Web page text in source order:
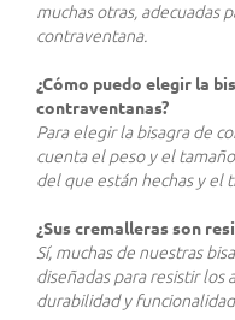
muchas otras, adecuadas
contraventana.
¿Cómo puedo elegir la
contraventanas?
Para elegir la bisagra de
cuenta el peso y el
del que están hechas y el
¿Sus cremalleras son
Sí, muchas de nuestras
diseñadas para resistir los
durabilidad y